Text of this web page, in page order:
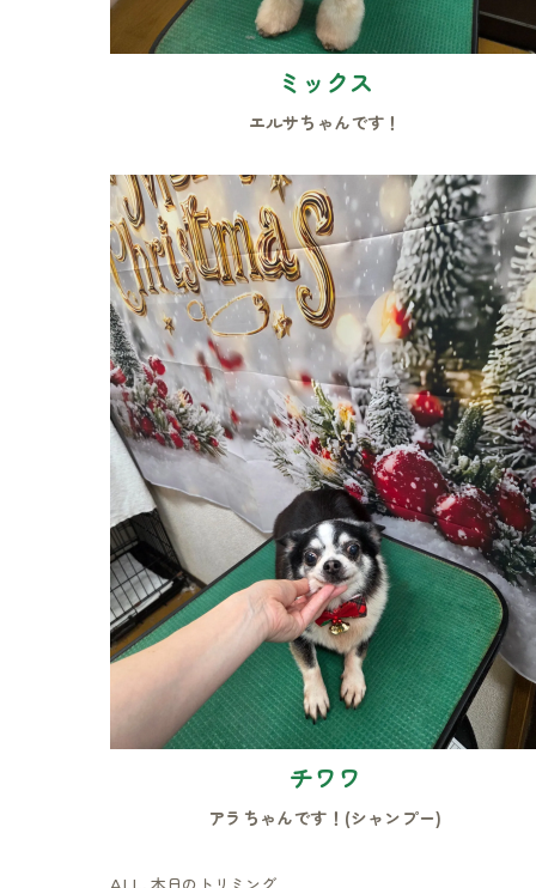
ミックス
エルサちゃんです！
チワワ
アラちゃんです！(シャンプー)